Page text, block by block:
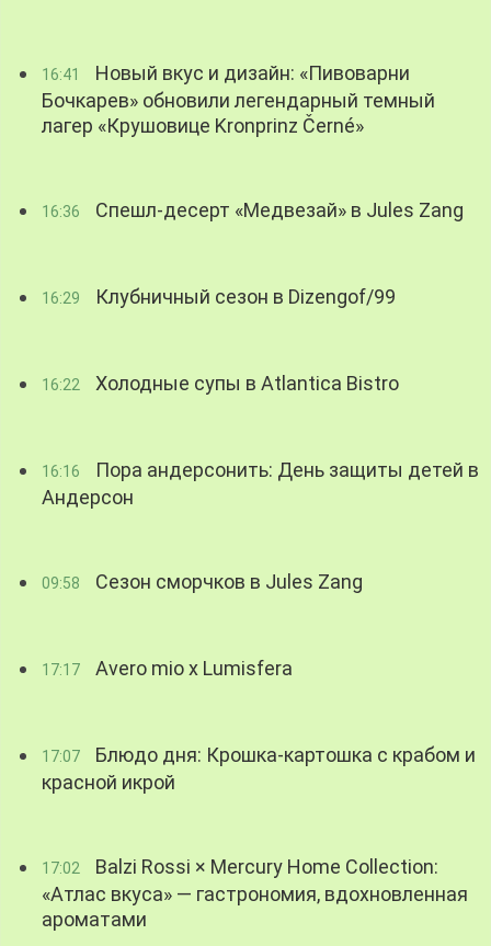
16:41
Новый вкус и дизайн: «Пивоварни
Бочкарев» обновили легендарный темный
лагер «Крушовице Kronprinz Černé»
16:36 Спешл-десерт «Медвезай» в Jules Zang
16:29 Клубничный сезон в Dizengof/99
16:22 Холодные супы в Atlantica Bistro
16:16
Пора андерсонить: День защиты детей в
Андерсон
09:58 Сезон сморчков в Jules Zang
17:17 Avero mio x Lumisfera
17:07
Блюдо дня: Крошка-картошка с крабом и
красной икрой
17:02
Balzi Rossi × Mercury Home Collection:
«Атлас вкуса» — гастрономия, вдохновленная
ароматами